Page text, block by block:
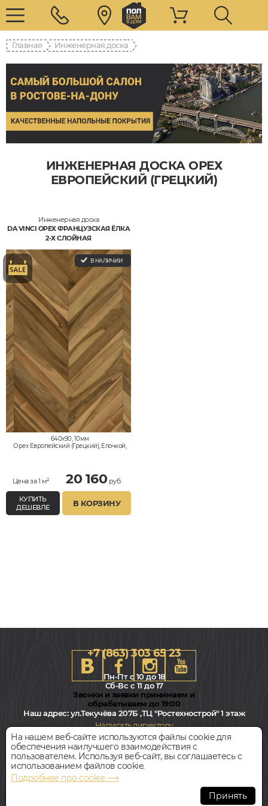
Главная Инженерная доска
ИНЖЕНЕРНАЯ ДОСКА ОРЕХ
ЕВРОПЕЙСКИЙ (ГРЕЦКИЙ)
Инженерная доска
DA VINCI ОРЕХ ФРАНЦУЗСКАЯ ЁЛКА
2-Х СЛОЙНАЯ
В НАЛИЧИИ
640x90, 10мм
Орех Европейский (Грецкий), Елочкой,
Цена за 1 м² 20 160 руб.
КУПИТЬ
ДЕШЕВЛЕ
В КОРЗИНУ
+7 (863) 303 65 23
Пн-Пт с 10 до 18
Сб-Вс с 11 до 17
Звонки и заявки принимаем и
обрабатываем до 19:00
Наш адрес:ул.Текучёва 207Б ,ТЦ "Ростехнострой" 1 этаж
Написать директору
Всегда свободная парковка
© Интернет-магазин Polvamvdom.ru 2011-2026. Все права
На нашем веб-сайте используются файлы cookie для
обеспечения наилучшего взаимодействия с
пользователем. Используя веб-сайт, вы соглашаетесь с
использованием файлов cookie.
Подробнее про cookie ⟶
Принять